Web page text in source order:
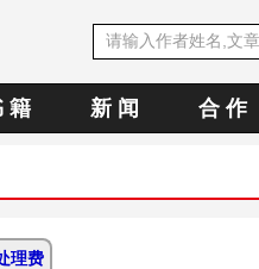
籍 新 闻 合 作
理费